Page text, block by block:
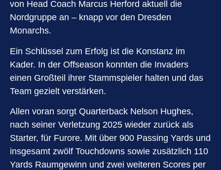
von Head Coach Marcus Herford aktuell die
Nordgruppe an – knapp vor den Dresden
Monarchs.
Ein Schlüssel zum Erfolg ist die Konstanz im
Kader. In der Offseason konnten die Invaders
einen Großteil ihrer Stammspieler halten und das
Team gezielt verstärken.
Allen voran sorgt Quarterback Nelson Hughes,
nach seiner Verletzung 2025 wieder zurück als
Starter, für Furore. Mit über 900 Passing Yards und
insgesamt zwölf Touchdowns sowie zusätzlich 110
Yards Raumgewinn und zwei weiteren Scores per